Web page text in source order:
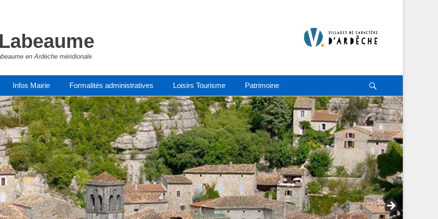
en Ardèche méridionale
Infos Mairie Formalités administratives Loisirs Tourisme Patrimoine